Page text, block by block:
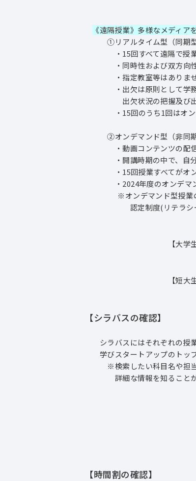
《遠隔授業》多様なメディア
①リアルタイム型（同期
・15回すべて遠隔で授業
・同時性および双方向性を
・指定教室等はありません
・出欠は原則として学務シ
出欠状況の把握及び出欠デ
・15回のうち1回はオンデ
②オンデマンド型（非同期
・動画コンテンツの配信な
・開講時期の中で、自分の
・15回授業すべてがオンデ
・2024年度のオンデマンド
※オンデマンド型授業のう
認定制度(リテラシーレ
【大
【短
【シラバスの確認】
シラバスにはそれぞれの授業
学びスタートアップのトップ
※検索したい科目名や担当教
詳細な情報を知ることが
【時間割の確認】